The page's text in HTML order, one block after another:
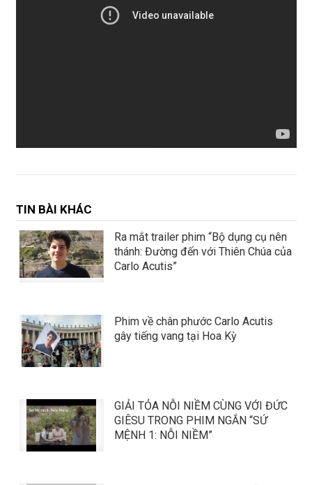
TIN BÀI KHÁC
Ra mắt trailer phim “Bộ dụng cụ nên
thánh: Đường đến với Thiên Chúa của
Carlo Acutis”
Phim về chân phước Carlo Acutis
gây tiếng vang tại Hoa Kỳ
GIẢI TỎA NỖI NIỀM CÙNG VỚI ĐỨC
GIÊSU TRONG PHIM NGẮN “SỨ
MỆNH 1: NỖI NIỀM”